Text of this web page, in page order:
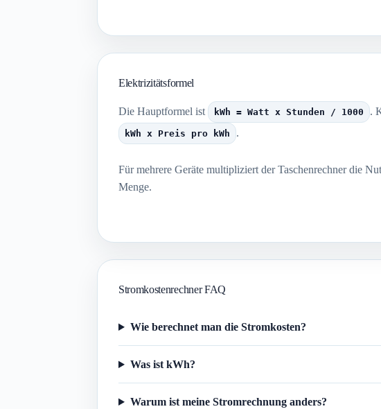
Elektrizitätsformel
Die Hauptformel ist kWh = Watt x Stunden / 1000 .
kWh x Preis pro kWh .
Für mehrere Geräte multipliziert der Taschenrechner die
Menge.
Stromkostenrechner FAQ
Wie berechnet man die Stromkosten?
Was ist kWh?
Warum ist meine Stromrechnung anders?